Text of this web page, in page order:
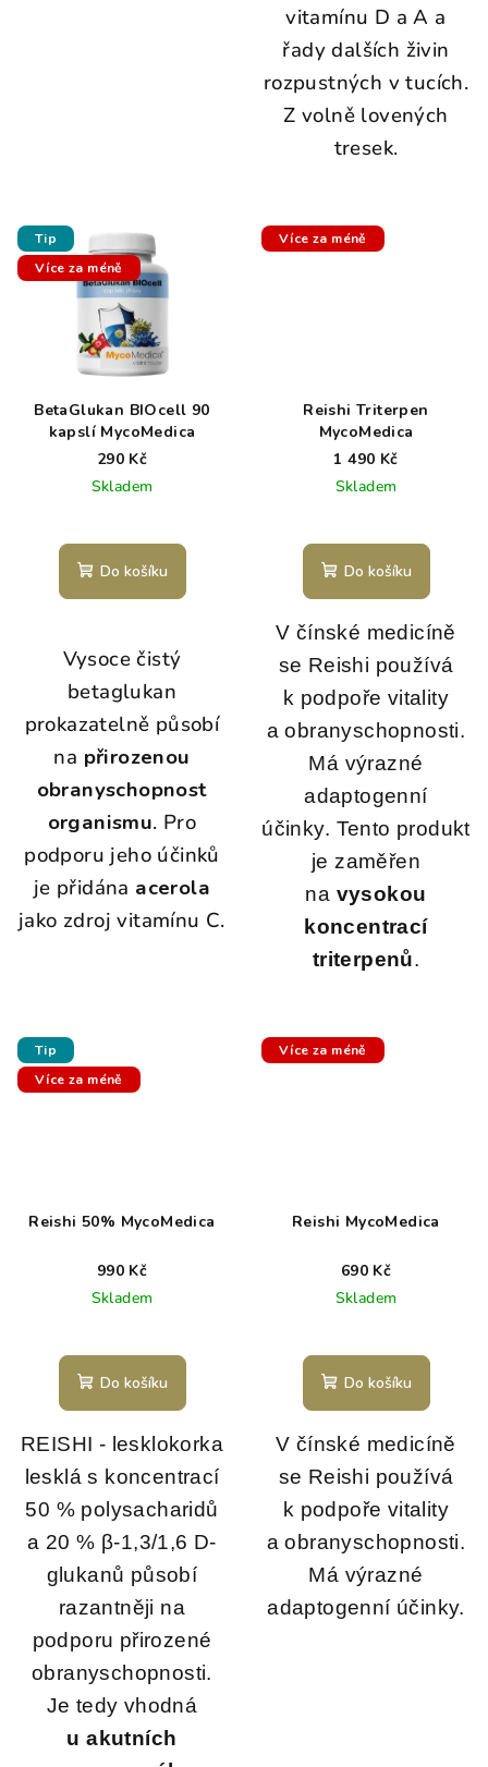
vitamínu D a A a
řady dalších živin
rozpustných v tucích.
Z volně lovených
tresek.
Tip
Více za méně
BetaGlukan BIOcell 90
kapslí MycoMedica
290 Kč
Skladem
Do košíku
Vysoce čistý
betaglukan
prokazatelně působí
na přirozenou
obranyschopnost
organismu. Pro
podporu jeho účinků
je přidána acerola
jako zdroj vitamínu C.
Více za méně
Reishi Triterpen
MycoMedica
1 490 Kč
Skladem
Do košíku
V čínské medicíně
se Reishi používá
k podpoře vitality
a obranyschopnosti.
Má výrazné
adaptogenní
účinky. Tento produkt
je zaměřen
na vysokou
koncentrací
triterpenů.
Tip
Více za méně
Reishi 50% MycoMedica
990 Kč
Skladem
Do košíku
REISHI - lesklokorka
lesklá s koncentrací
50 % polysacharidů
a 20 % β-1,3/1,6 D-
glukanů působí
razantněji na
podporu přirozené
obranyschopnosti.
Je tedy vhodná
u akutních
Více za méně
Reishi MycoMedica
690 Kč
Skladem
Do košíku
V čínské medicíně
se Reishi používá
k podpoře vitality
a obranyschopnosti.
Má výrazné
adaptogenní účinky.